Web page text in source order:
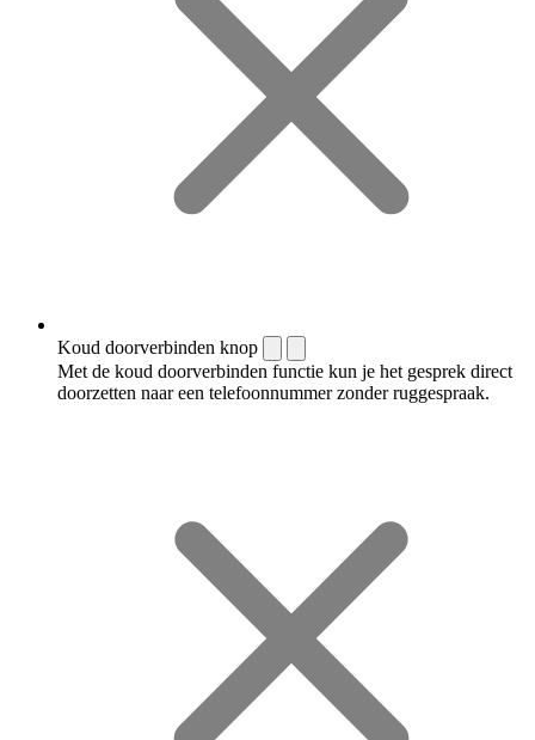
Koud doorverbinden knop
Met de koud doorverbinden functie kun je het gesprek direct
doorzetten naar een telefoonnummer zonder ruggespraak.